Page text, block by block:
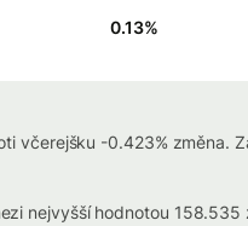
0.13%
včerejšku -0.423% změna.
nejvyšší hodnotou